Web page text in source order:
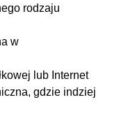
rodzaju
w
lub Internet
gdzie indziej